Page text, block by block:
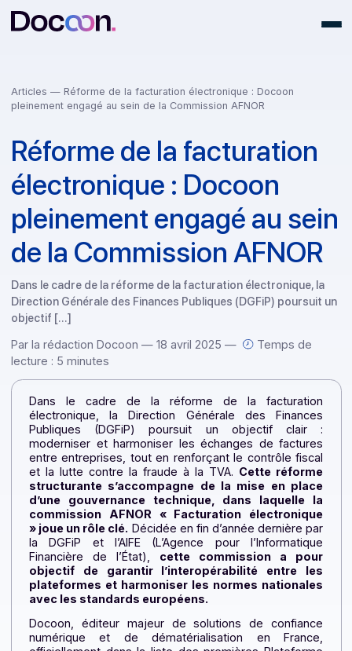
Articles— Réforme de la facturation électronique : Docoon
Réforme de la
électronique : Docoon
pleinement engagé au
de la Commission
Dans le cadre de la réforme de la facturation électronique,
objectif […]
Par la rédaction Docoon — 18 avril 2025 —
Temps de
lecture : 5 minutes
Dans le cadre de la réforme de la
électronique, la Direction Générale des
Publiques (DGFiP) poursuit un objectif clair
moderniser et harmoniser les échanges de
entre entreprises, tout en renforçant le contrôle
et la lutte contre la fraude à la TVA.Cette
structurante s’accompagne de la mise en
d’une gouvernance technique, dans laquelle
commission AFNOR « Facturation
» joue un rôle clé.Décidée en fin d’année dernière
la DGFiP et l’AIFE (L’Agence pour
Financière de l’État),
cette commission a
objectif de garantir l’interopérabilité entre